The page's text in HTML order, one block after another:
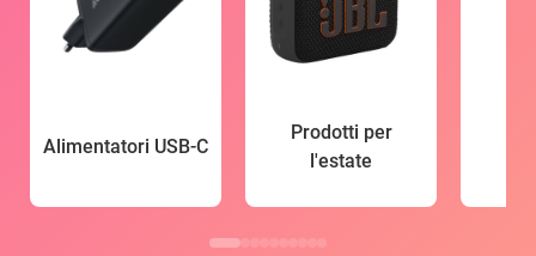
Alimentatori USB-C
Prodotti per
l'estate